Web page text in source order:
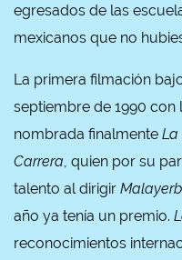
egresados de las
mexicanos que no
La primera filmación
septiembre de 1990 con
nombrada finalmente La
Carrera, quien por su
talento al dirigir
año ya tenía un premio.
reconocimientos